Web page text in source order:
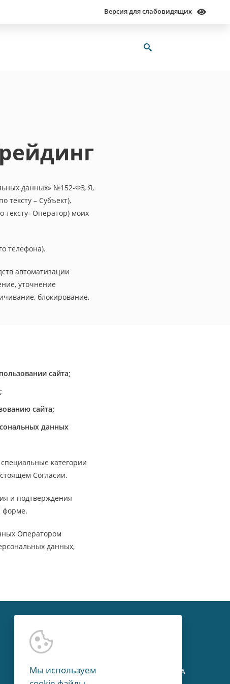
Версия для слабовидящих
данных» №152-ФЗ, Я,
тексту – Субъект),
тексту- Оператор) моих
телефона).
автоматизации
уточнение
блокирование,
сайта;
сайта;
данных
категории
Согласии.
и подтверждения
форме.
Оператором
данных,
г. Москва, Мичуринский пр-т, 15А
Мы используем